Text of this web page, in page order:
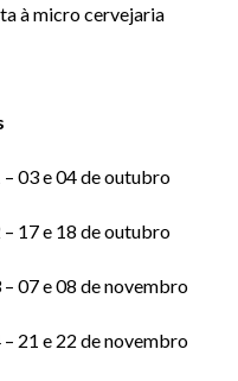
à micro cervejaria
– 03 e 04 de outubro
– 17 e 18 de outubro
– 07 e 08 de novembro
– 21 e 22 de novembro